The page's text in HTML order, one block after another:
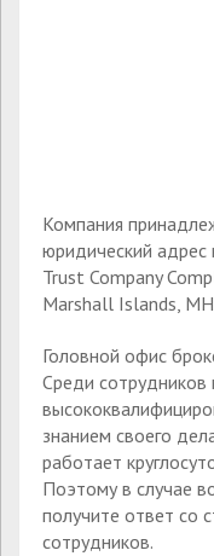
Компания
юридический
Trust Company
Marshall Islands,
Головной офис
Среди сотрудников
знанием своего
работает
Поэтому в случае
получите ответ со
сотрудников.